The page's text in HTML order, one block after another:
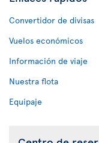
Convertidor de divisas
Vuelos económicos
Información de viaje
Nuestra flota
Equipaje